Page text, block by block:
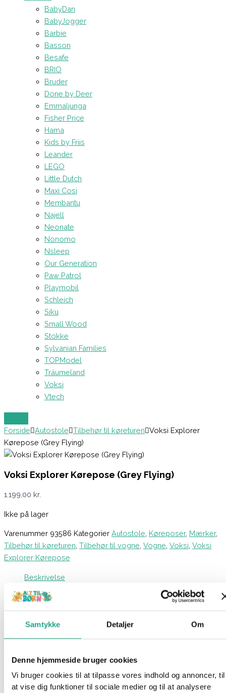
Samtykke Detaljer Om
Denne hjemmeside bruger cookies
Vi bruger cookies til at tilpasse vores indhold og annoncer, til
at vise dig funktioner til sociale medier og til at analysere
BabyDan
BabyJogger
Barbie
Basson
Besafe
BRIO
Bruder
Done by Deer
Emmaljunga
Fisher Price
Hama
Kids by Friis
Leander
LEGO
Little Dutch
Maxi Cosi
Membantu
Najell
Neonate
Nonomo
Nsleep
Our Generation
Paw Patrol
Playmobil
Schleich
Siku
Small Wood
Stokke
Sylvanian Families
TOPModel
Träumeland
Voksi
Vtech
Forside Autostole Tilbehør til køreturen Voksi Explorer
Kørepose (Grey Flying)
Voksi Explorer Kørepose (Grey Flying)
1.199,00 kr.
Ikke på lager
Varenummer 93586 Kategorier Autostole Køreposer, Mærker,
Tilbehør til køreturen Tilbehør til vogne Vogne Voksi Voksi
Explorer Kørepose
Beskrivelse
Spørg om produktet
klapvognen, autostolen eller cykeltraileren, så dit barn ikke
fodenden og sikrer at der ikke kommer snavs og vand ind til